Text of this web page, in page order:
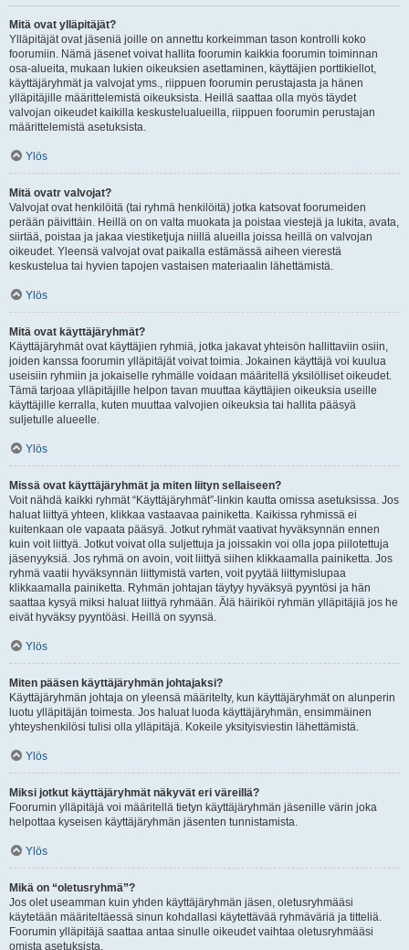
Mitä ovat ylläpitäjät?
Ylläpitäjät ovat jäseniä joille on annettu korkeimman tason kontrolli koko
foorumiin. Nämä jäsenet voivat hallita foorumin kaikkia foorumin toiminnan
osa-alueita, mukaan lukien oikeuksien asettaminen, käyttäjien porttikiellot,
käyttäjäryhmät ja valvojat yms., riippuen foorumin perustajasta ja hänen
ylläpitäjille määrittelemistä oikeuksista. Heillä saattaa olla myös täydet
valvojan oikeudet kaikilla keskustelualueilla, riippuen foorumin perustajan
määrittelemistä asetuksista.
Ylös
Mitä ovatr valvojat?
Valvojat ovat henkilöitä (tai ryhmä henkilöitä) jotka katsovat foorumeiden
perään päivittäin. Heillä on on valta muokata ja poistaa viestejä ja lukita, avata,
siirtää, poistaa ja jakaa viestiketjuja niillä alueilla joissa heillä on valvojan
oikeudet. Yleensä valvojat ovat paikalla estämässä aiheen vierestä
keskustelua tai hyvien tapojen vastaisen materiaalin lähettämistä.
Ylös
Mitä ovat käyttäjäryhmät?
Käyttäjäryhmät ovat käyttäjien ryhmiä, jotka jakavat yhteisön hallittaviin osiin,
joiden kanssa foorumin ylläpitäjät voivat toimia. Jokainen käyttäjä voi kuulua
useisiin ryhmiin ja jokaiselle ryhmälle voidaan määritellä yksilölliset oikeudet.
Tämä tarjoaa ylläpitäjille helpon tavan muuttaa käyttäjien oikeuksia useille
käyttäjille kerralla, kuten muuttaa valvojien oikeuksia tai hallita pääsyä
suljetulle alueelle.
Ylös
Missä ovat käyttäjäryhmät ja miten liityn sellaiseen?
Voit nähdä kaikki ryhmät “Käyttäjäryhmät”-linkin kautta omissa asetuksissa. Jos
haluat liittyä yhteen, klikkaa vastaavaa painiketta. Kaikissa ryhmissä ei
kuitenkaan ole vapaata pääsyä. Jotkut ryhmät vaativat hyväksynnän ennen
kuin voit liittyä. Jotkut voivat olla suljettuja ja joissakin voi olla jopa piilotettuja
jäsenyyksiä. Jos ryhmä on avoin, voit liittyä siihen klikkaamalla painiketta. Jos
ryhmä vaatii hyväksynnän liittymistä varten, voit pyytää liittymislupaa
klikkaamalla painiketta. Ryhmän johtajan täytyy hyväksyä pyyntösi ja hän
saattaa kysyä miksi haluat liittyä ryhmään. Älä häiriköi ryhmän ylläpitäjiä jos he
eivät hyväksy pyyntöäsi. Heillä on syynsä.
Ylös
Miten pääsen käyttäjäryhmän johtajaksi?
Käyttäjäryhmän johtaja on yleensä määritelty, kun käyttäjäryhmät on alunperin
luotu ylläpitäjän toimesta. Jos haluat luoda käyttäjäryhmän, ensimmäinen
yhteyshenkilösi tulisi olla ylläpitäjä. Kokeile yksityisviestin lähettämistä.
Ylös
Miksi jotkut käyttäjäryhmät näkyvät eri väreillä?
Foorumin ylläpitäjä voi määritellä tietyn käyttäjäryhmän jäsenille värin joka
helpottaa kyseisen käyttäjäryhmän jäsenten tunnistamista.
Ylös
Mikä on “oletusryhmä”?
Jos olet useamman kuin yhden käyttäjäryhmän jäsen, oletusryhmääsi
käytetään määriteltäessä sinun kohdallasi käytettävää ryhmäväriä ja titteliä.
Foorumin ylläpitäjä saattaa antaa sinulle oikeudet vaihtaa oletusryhmääsi
omista asetuksista.